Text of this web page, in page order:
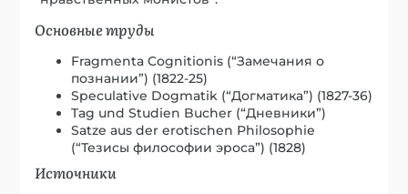
Основные труды
Fragmenta Cognitionis (“Замечания о
познании”) (1822-25)
Speculative Dogmatik (“Догматика”) (1827-36)
Tag und Studien Bucher (“Дневники”)
Satze aus der erotischen Philosophie
(“Тезисы философии эроса”) (1828)
Источники